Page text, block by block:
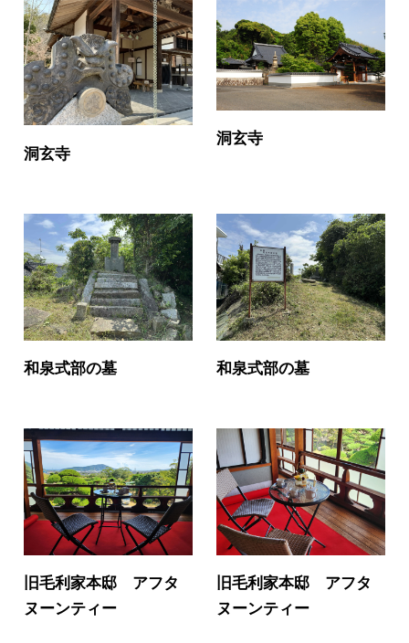
洞玄寺
洞玄寺
和泉式部の墓 和泉式部の墓
旧毛利家本邸 アフタ
ヌーンティー
旧毛利家本邸 アフタ
ヌーンティー